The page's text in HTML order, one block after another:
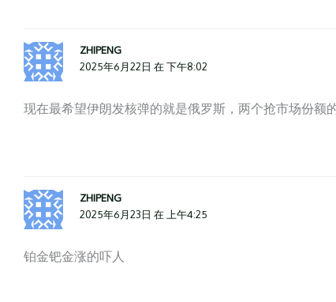
ZHIPENG
2025年6月22日 在 下午8:02
现在最希望伊朗发核弹的就是俄罗斯，两个抢市场份额
ZHIPENG
2025年6月23日 在 上午4:25
铂金钯金涨的吓人